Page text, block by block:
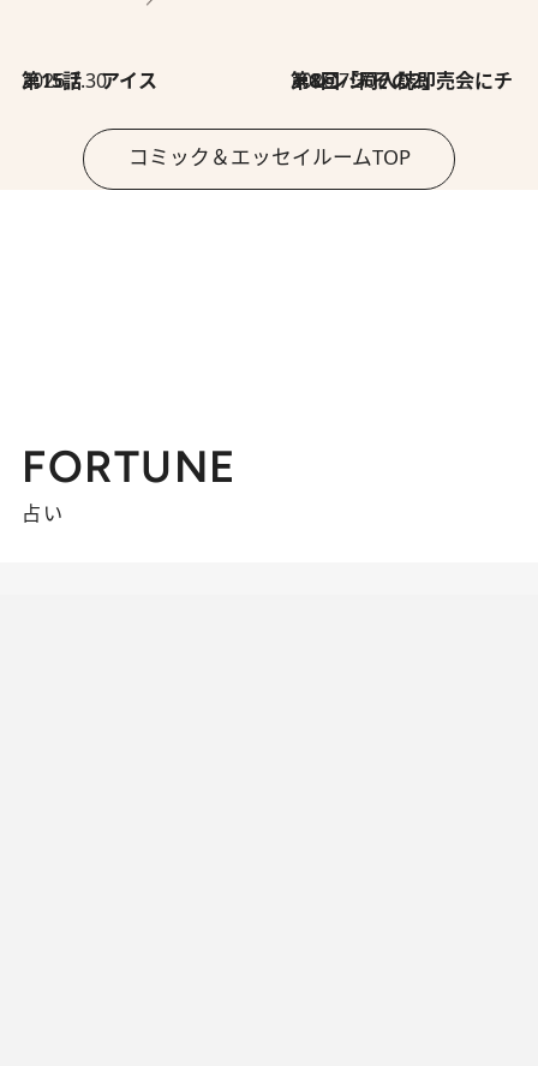
2026.7.30
第15話 アイス 2026.7.30
第8回「同人誌即売会にチャレンジ その2」
コミック＆エッセイルームTOP
FORTUNE
占い